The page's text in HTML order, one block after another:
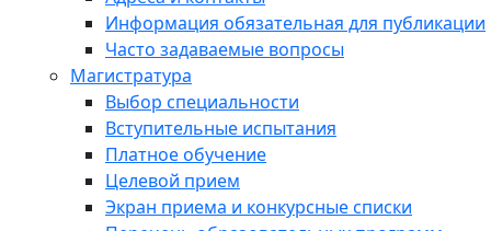
Информация обязательная для публикации
Часто задаваемые вопросы
Магистратура
Выбор специальности
Вступительные испытания
Платное обучение
Целевой прием
Экран приема и конкурсные списки